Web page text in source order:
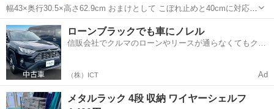
幅43×奥行30.5×高さ62.9cm おまけとして こぼれ止めと40cmに対応し
た収納棚をそれぞれひとつ付属します スチールシェルフ スチールラ
ック nitori
福岡 福岡市 箱崎駅 収納家具
ローンブラックでも車にノレル
信販会社でクルマのローンやリースが通らなくてもクル
（株）ICT Ad
メタルラック 4段 収納 ワイヤーシェルフ